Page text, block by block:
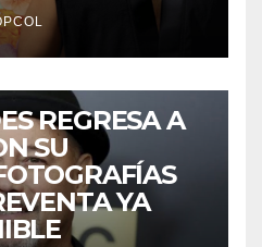
REGRESA A
SU
YA